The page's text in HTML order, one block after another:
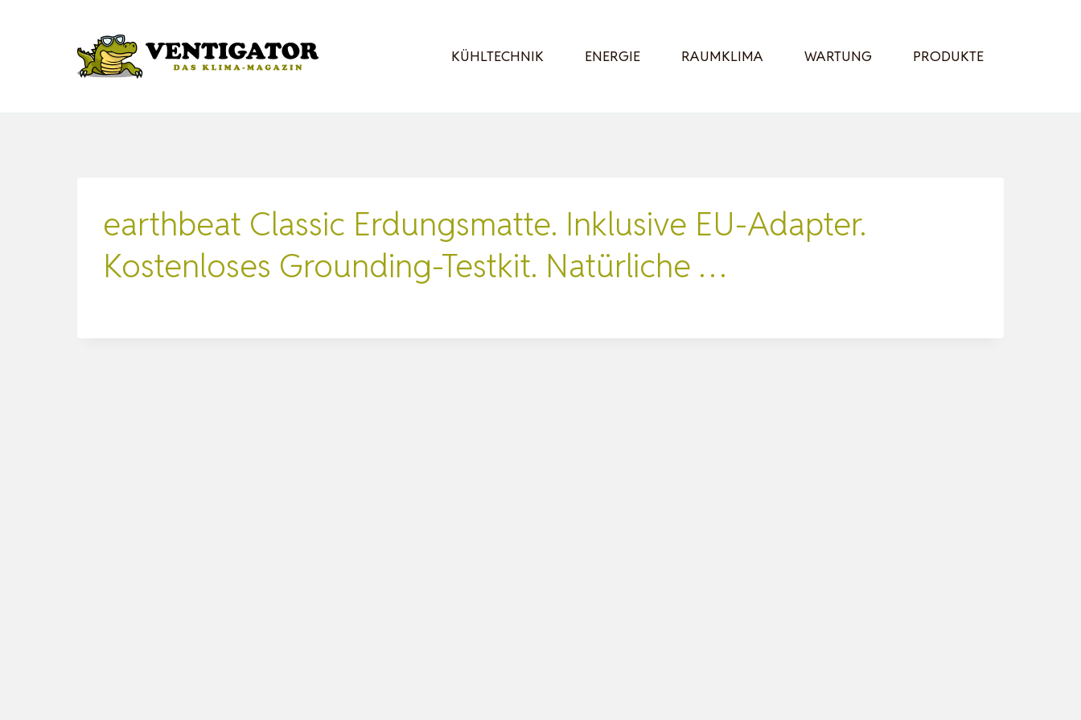
KÜHLTECHNIK ENERGIE RAUMKLIMA WARTUNG PRODUKTE
earthbeat Classic Erdungsmatte. Inklusive EU-Adapter.
Kostenloses Grounding-Testkit. Natürliche …